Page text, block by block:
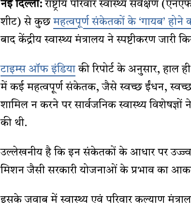
नई दिल्ली:राष्ट्रीय परिवार स्वास्थ्य सर्वेक्षण
शीट) से कुछमहत्वपूर्ण संकेतकों के ‘गायब’ होने
बाद केंद्रीय स्वास्थ्य मंत्रालय ने स्पष्टीकरण जारी
टाइम्स ऑफ इंडियाकी रिपोर्ट के अनुसार, हाल
में कई महत्वपूर्ण संकेतक, जैसे स्वच्छ ईंधन,
शामिल न करने पर सार्वजनिक स्वास्थ्य
की थी.
उल्लेखनीय है कि इन संकेतकों के आधार पर
मिशन जैसी सरकारी योजनाओं के प्रभाव का
इसके जवाब में स्वास्थ्य एवं परिवार कल्याण